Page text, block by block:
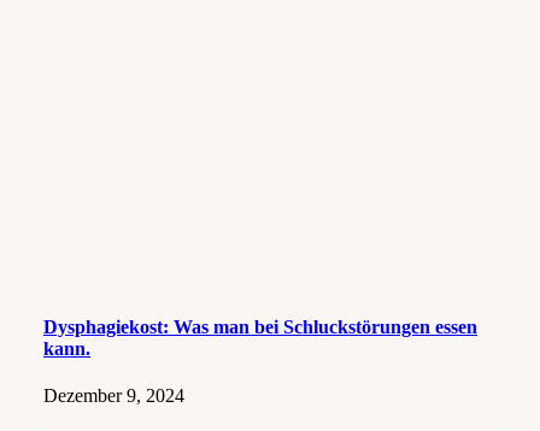
Dysphagiekost: Was man bei Schluckstörungen essen
kann.
Dezember 9, 2024